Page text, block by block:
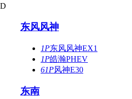
D
东风风神
1P东风风神EX1
1P皓瀚PHEV
61P风神E30
东南